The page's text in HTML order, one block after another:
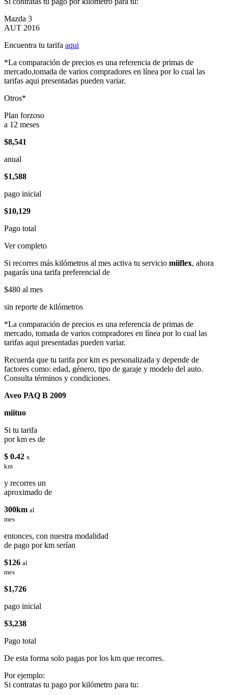
Mazda 3
AUT 2016
Encuentra tu tarifa aqui
*La comparación de precios es una referencia de primas de
mercado,tomada de varios compradores en línea por lo cual las
tarifas aqui presentadas pueden variar.
Otros*
Plan forzoso
a 12 meses
$8,541
anual
$1,588
pago inicial
$10,129
Pago total
Ver completo
Si recorres más kilómetros al mes activa tu servicio miiflex, ahora
pagarás una tarifa preferencial de
$480 al mes
sin reporte de kilómetros
*La comparación de precios es una referencia de primas de
mercado, tomada de varios compradores en línea por lo cual las
tarifas aqui presentadas pueden variar.
Recuerda que tu tarifa por km es personalizada y depende de
factores como: edad, género, tipo de garaje y modelo del auto.
Consulta términos y condiciones.
Aveo PAQ B 2009
miituo
Si tu tarifa
por km es de
$ 0.42 x
km
y recorres un
aproximado de
300km al
mes
entonces, con nuestra modalidad
de pago por km serían
$126 al
mes
$1,726
pago inicial
$3,238
Pago total
De esta forma solo pagas por los km que recorres.
Por ejemplo:
Si contratas tu pago por kilómetro para tu: